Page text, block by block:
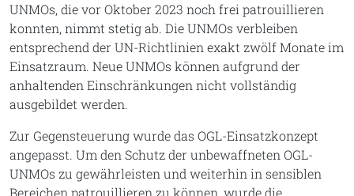
UNMOs, die vor Oktober 2023 noch frei patrouillieren
konnten, nimmt stetig ab. Die UNMOs verbleiben
entsprechend der UN-Richtlinien exakt zwölf Monate im
Einsatzraum. Neue UNMOs können aufgrund der
anhaltenden Einschränkungen nicht vollständig
ausgebildet werden.
Zur Gegensteuerung wurde das OGL-Einsatzkonzept
angepasst. Um den Schutz der unbewaffneten OGL-
UNMOs zu gewährleisten und weiterhin in sensiblen
Bereichen patrouillieren zu können, wurde die